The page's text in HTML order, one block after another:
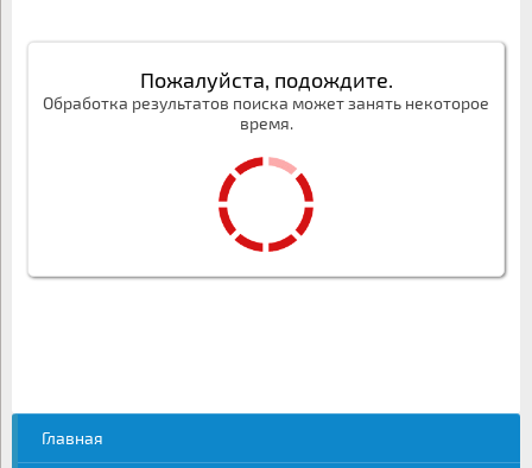
Пожалуйста, подождите.
Обработка результатов поиска может занять некоторое
время.
Главная